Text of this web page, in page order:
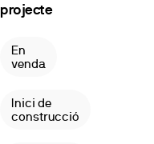
compone
portales
plantas
projecte
En
venda
Inici de
construcció